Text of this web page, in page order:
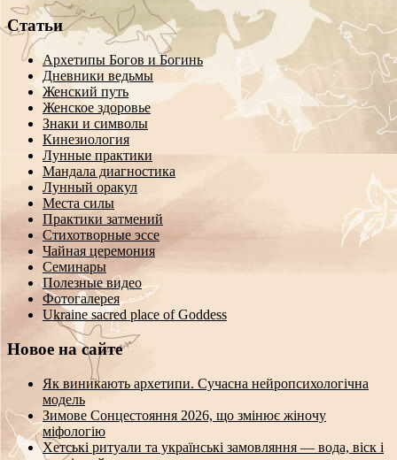
Статьи
Архетипы Богов и Богинь
Дневники ведьмы
Женский путь
Женское здоровье
Знаки и символы
Кинезиология
Лунные практики
Мандала диагностика
Лунный оракул
Места силы
Практики затмений
Стихотворные эссе
Чайная церемония
Семинары
Полезные видео
Фотогалерея
Ukraine sacred place of Goddess
Новое на сайте
Як виникають архетипи. Сучасна нейропсихологічна
модель
Зимове Сонцестояння 2026, що змінює жіночу
міфологію
Хетські ритуали та українські замовляння — вода, віск і